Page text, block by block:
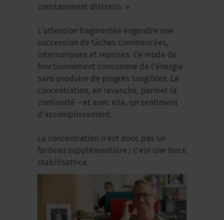
constamment distraits. »
L’attention fragmentée engendre une
succession de tâches commencées,
interrompues et reprises. Ce mode de
fonctionnement consomme de l’énergie
sans produire de progrès tangibles. La
concentration, en revanche, permet la
continuité – et avec elle, un sentiment
d’accomplissement.
La concentration n’est donc pas un
fardeau supplémentaire ; c’est une force
stabilisatrice.